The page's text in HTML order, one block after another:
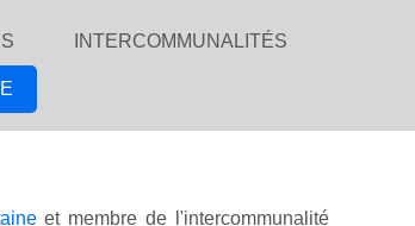
INTERCOMMUNALITÉS
et membre de l'intercommunalité